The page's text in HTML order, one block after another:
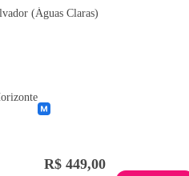
(Águas Claras)
R$ 449,00